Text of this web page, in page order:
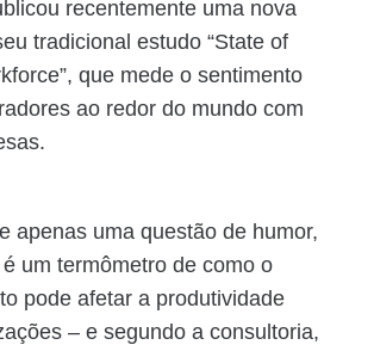
recentemente uma nova
tradicional estudo “State of
que mede o sentimento
ao redor do mundo com
apenas uma questão de humor,
um termômetro de como o
pode afetar a produtividade
– e segundo a consultoria,